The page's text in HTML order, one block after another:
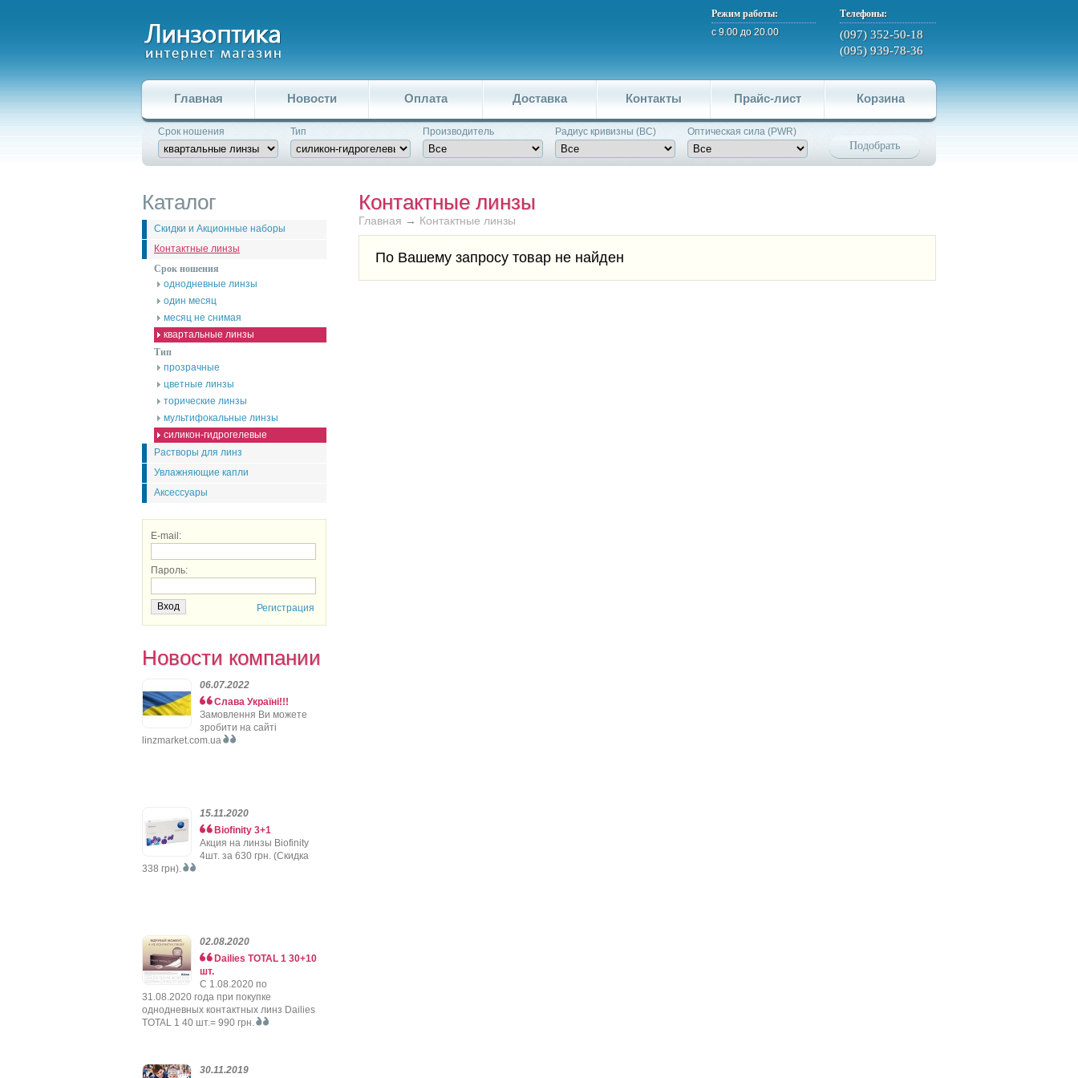
Телефоны:
(097) 352-50-18
(095) 939-78-36
Режим работы:
с 9.00 до 20.00
Главная Новости Оплата Доставка Контакты Прайс-лист Корзина
Срок ношения Тип Производитель Pадиус кривизны (BC) Оптическая сила (PWR)
Подобрать
Каталог
Скидки и Акционные наборы
Контактные линзы
Срок ношения
однодневные линзы
один месяц
месяц не снимая
квартальные линзы
Тип
прозрачные
цветные линзы
торические линзы
мультифокальные линзы
силикон-гидрогелевые
Растворы для линз
Увлажняющие капли
Аксессуары
E-mail:
Пароль:
Регистрация
Новости компании
06.07.2022
Слава Україні!!!
Замовлення Ви можете
зробити на сайті
linzmarket.com.ua
15.11.2020
Biofinity 3+1
Акция на линзы Biofinity
4шт. за 630 грн. (Скидка
338 грн).
02.08.2020
Dailies TOTAL 1 30+10
шт.
C 1.08.2020 по
31.08.2020 года при покупке
однодневных контактных линз Dailies
TOTAL 1 40 шт.= 990 грн.
30.11.2019
Контактные линзы
Главная → Контактные линзы
По Вашему запросу товар не найден